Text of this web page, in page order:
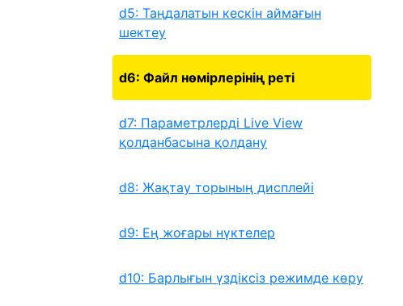
d5: Таңдалатын кескін аймағын
шектеу
d6: Файл нөмірлерінің реті
d7: Параметрлерді Live View
қолданбасына қолдану
d8: Жақтау торының дисплейі
d9: Ең жоғары нүктелер
d10: Барлығын үздіксіз режимде көру